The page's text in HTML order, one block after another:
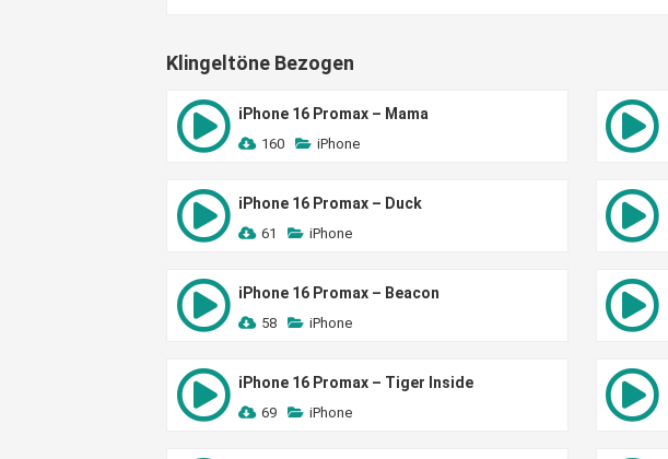
Klingeltöne Bezogen
iPhone 16 Promax – Mama
160 iPhone
iPhone 16 Promax – Duck
61 iPhone
iPhone 16 Promax – Beacon
58 iPhone
iPhone 16 Promax – Tiger Inside
69 iPhone